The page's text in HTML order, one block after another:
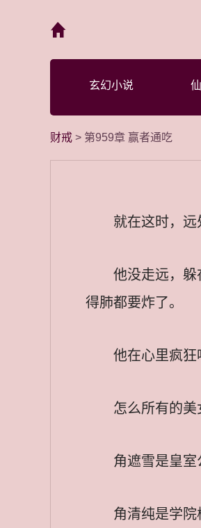
玄幻小说
财戒 > 第959章 赢者通吃
就在这时，
他没走远，
得肺都要炸了。
他在心里疯狂
怎么所有的美
角遮雪是皇室
角清纯是学院